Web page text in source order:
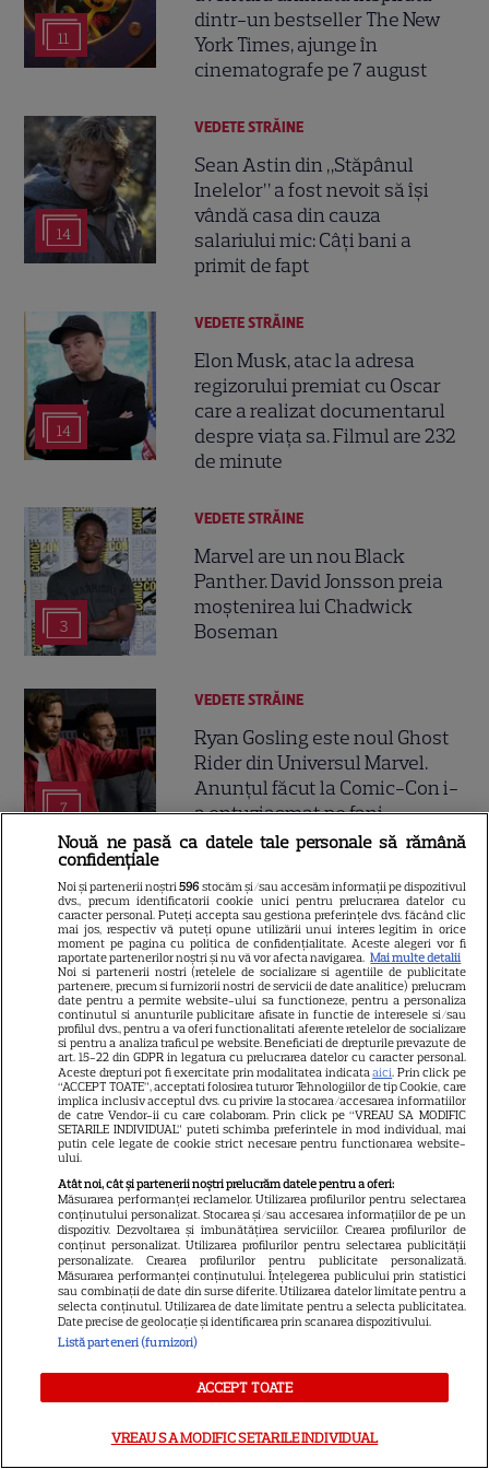
11
dintr-un bestseller The New
York Times, ajunge în
cinematografe pe 7 august
14
VEDETE STRĂINE
Sean Astin din „Stăpânul
Inelelor” a fost nevoit să își
vândă casa din cauza
salariului mic: Câți bani a
primit de fapt
14
VEDETE STRĂINE
Elon Musk, atac la adresa
regizorului premiat cu Oscar
care a realizat documentarul
despre viața sa. Filmul are 232
de minute
3
VEDETE STRĂINE
Marvel are un nou Black
Panther. David Jonsson preia
moștenirea lui Chadwick
Boseman
7
VEDETE STRĂINE
Ryan Gosling este noul Ghost
Rider din Universul Marvel.
Anunțul făcut la Comic-Con i-
a entuziasmat pe fani
9
VEDETE STRĂINE
Meryl Streep, gest
impresionant pentru Anne
Hathaway și Emily Blunt la
„Diavolul se îmbracă de la
Prada 2”. Ce salarii ar fi primit
actrițele
13
VEDETE STRĂINE
Tom Holland, decizie radicală
promisiune a făcut actorul
după momentele virale în care
a făcut senzație prin dans
13
SKYSHOWTIME
Scarlett Johansson și Kristin
și fiică pe ecran în „My
apare filmul pe SkyShowtime
Nouă ne pasă ca datele tale personale să rămână
confidențiale
Noi și partenerii noștri596 stocăm și/sau accesăm informații pe dispozitivul
dvs., precum identificatorii cookie unici pentru prelucrarea datelor cu
caracter personal. Puteți accepta sau gestiona preferințele dvs. făcând clic
mai jos, respectiv vă puteți opune utilizării unui interes legitim în orice
moment pe pagina cu politica de confidențialitate. Aceste alegeri vor fi
raportate partenerilor noștri și nu vă vor afecta navigarea. Mai multe detalii
Noi si partenerii nostri (retelele de socializare si agentiile de publicitate
partenere, precum si furnizorii nostri de servicii de date analitice) prelucram
date pentru a permite website-ului sa functioneze, pentru a personaliza
continutul si anunturile publicitare afisate in functie de interesele si/sau
profilul dvs., pentru a va oferi functionalitati aferente retelelor de socializare
si pentru a analiza traficul pe website. Beneficiati de drepturile prevazute de
art. 15-22 din GDPR in legatura cu prelucrarea datelor cu caracter personal.
Aceste drepturi pot fi exercitate prin modalitatea indicataaici. Prin click pe
“ACCEPT TOATE”, acceptati folosirea tuturor Tehnologiilor de tip Cookie, care
implica inclusiv acceptul dvs. cu privire la stocarea/accesarea informatiilor
de catre Vendor-ii cu care colaboram. Prin click pe “VREAU SA MODIFIC
SETARILE INDIVIDUAL” puteti schimba preferintele in mod individual, mai
putin cele legate de cookie strict necesare pentru functionarea website-
ului.
Atât noi, cât și partenerii noștri prelucrăm datele pentru a oferi:
Măsurarea performanței reclamelor. Utilizarea profilurilor pentru selectarea
conținutului personalizat. Stocarea și/sau accesarea informațiilor de pe un
dispozitiv. Dezvoltarea și îmbunătățirea serviciilor. Crearea profilurilor de
conținut personalizat. Utilizarea profilurilor pentru selectarea publicității
personalizate. Crearea profilurilor pentru publicitate personalizată.
Măsurarea performanței conținutului. Înțelegerea publicului prin statistici
sau combinații de date din surse diferite. Utilizarea datelor limitate pentru a
selecta conținutul. Utilizarea de date limitate pentru a selecta publicitatea.
Date precise de geolocație și identificarea prin scanarea dispozitivului.
Listă parteneri (furnizori)
ACCEPT TOATE
VREAU SA MODIFIC SETARILE INDIVIDUAL